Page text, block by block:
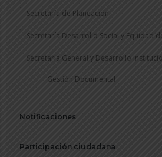
Secretaría de Planeación
Secretaría Desarrollo Social y Equidad
Secretaría General y Desarrollo
Gestión Documental
Notificaciones
Participación ciudadana